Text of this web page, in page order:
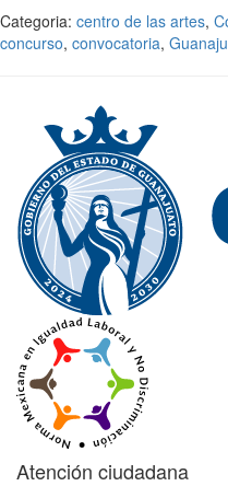
Categoria: centro de las artes,
concurso, convocatoria,
Atención ciudadana